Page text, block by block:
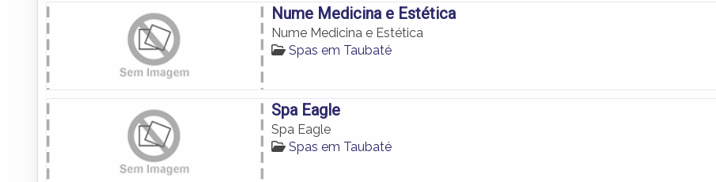
Nume Medicina e Estética
Nume Medicina e Estética
Spas em Taubaté
Spa Eagle
Spa Eagle
Spas em Taubaté